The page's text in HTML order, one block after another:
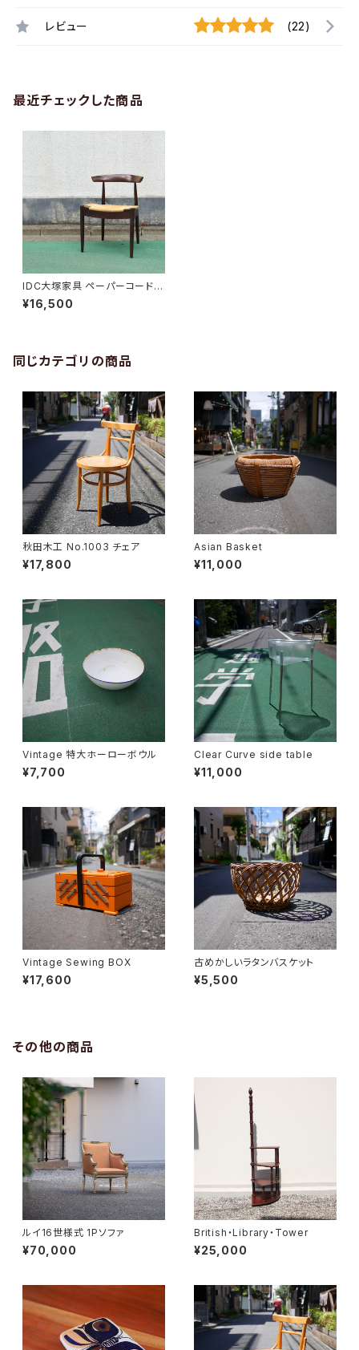
レビュー (22)
最近チェックした商品
IDC大塚家具 ペーパーコードチ
ェア
¥16,500
同じカテゴリの商品
秋田木工 No.1003 チェア
¥17,800
Asian Basket
¥11,000
Vintage 特大ホーローボウル
¥7,700
Clear Curve side table
¥11,000
Vintage Sewing BOX
¥17,600
古めかしいラタンバスケット
¥5,500
その他の商品
ルイ16世様式 1Pソファ
¥70,000
British・Library・Tower
¥25,000